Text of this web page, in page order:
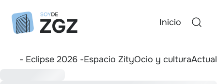
Inicio
- Eclipse 2026 -Espacio ZityOcio y cultura